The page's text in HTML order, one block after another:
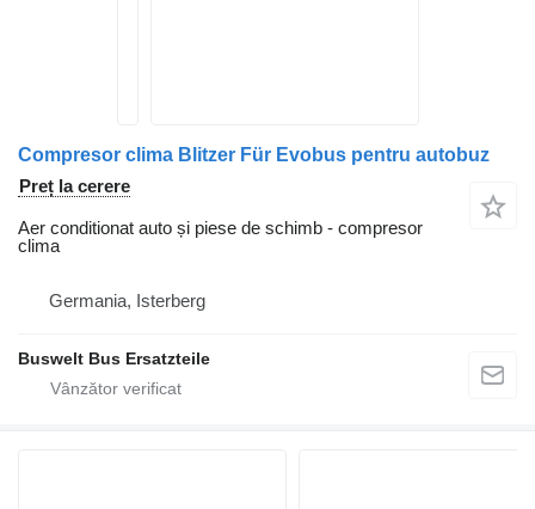
Compresor clima Blitzer Für Evobus pentru autobuz
Preț la cerere
Aer conditionat auto și piese de schimb - compresor
clima
Germania, Isterberg
Buswelt Bus Ersatzteile